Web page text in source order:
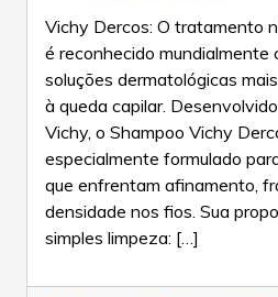
Vichy Dercos: O tratamento
é reconhecido mundialmente
soluções dermatológicas
à queda capilar.
Vichy, o Shampoo Vichy
especialmente formulado
que enfrentam afinamento,
densidade nos fios. Sua
simples limpeza: […]